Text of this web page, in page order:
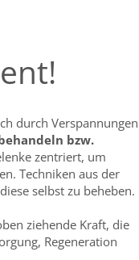
durch Verspannungen
bzw.
zentriert, um
Techniken aus der
selbst zu beheben.
ziehende Kraft, die
Regeneration